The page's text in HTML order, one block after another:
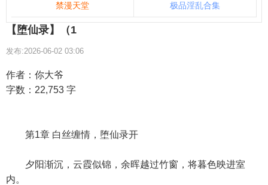
禁漫天堂 极品淫乱合集
【堕仙录】（1
发布:2026-06-02 03:06
作者：你大爷
字数：22,753 字
第1章 白丝缠情，堕仙录开
夕阳渐沉，云霞似锦，余晖越过竹窗，将暮色映进室
内。